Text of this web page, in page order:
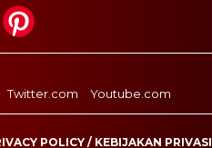
Twitter.com Youtube.com
POLICY / KEBIJAKAN PRIVASI